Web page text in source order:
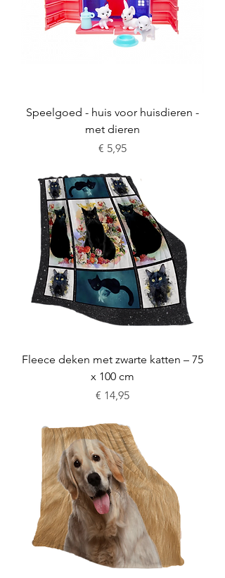
Speelgoed - huis voor huisdieren -
met dieren
Prijs
€ 5,95
Fleece deken met zwarte katten – 75
x 100 cm
Prijs
€ 14,95